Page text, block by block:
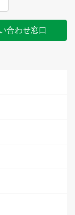
合わせ窓口